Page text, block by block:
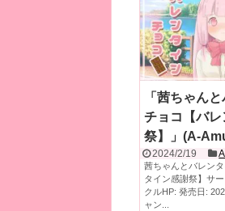
「茜ちゃん
チョコ【バ
祭】」(A-
2024/2/19
茜ちゃんとバレン
タイン感謝祭】サ
クルHP: 発売日:
ャン...